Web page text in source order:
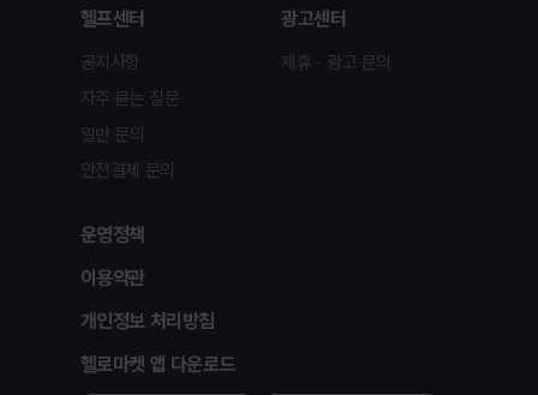
헬프센터
공지사항
자주 묻는 질문
일반 문의
안전결제 문의
광고센터
제휴ㆍ광고 문의
운영정책
이용약관
개인정보 처리방침
헬로마켓 앱 다운로드